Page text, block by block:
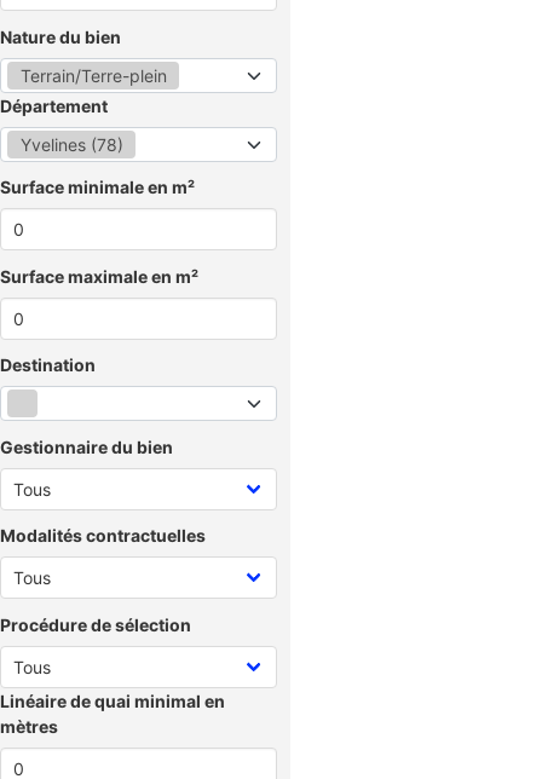
Nature du bien
Terrain/Terre-plein
Département
Yvelines (78)
Surface minimale en m²
Surface maximale en m²
Destination
Gestionnaire du bien
Modalités contractuelles
Procédure de sélection
Linéaire de quai minimal en
mètres